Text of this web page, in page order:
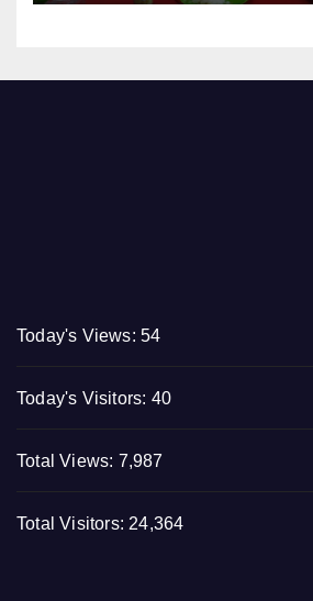
Today's Views: 54
Today's Visitors: 40
Total Views: 7,987
Total Visitors: 24,364